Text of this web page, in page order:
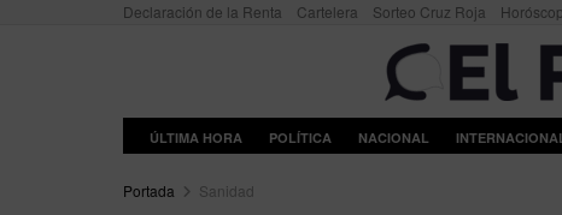
Declaración de la Renta Cartelera Sorteo Cruz Roja
ÚLTIMA HORA POLÍTICA NACIONAL
Portada Sanidad